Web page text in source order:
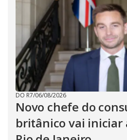
DO R7/06/08/2026
Novo chefe do
britânico vai iniciar